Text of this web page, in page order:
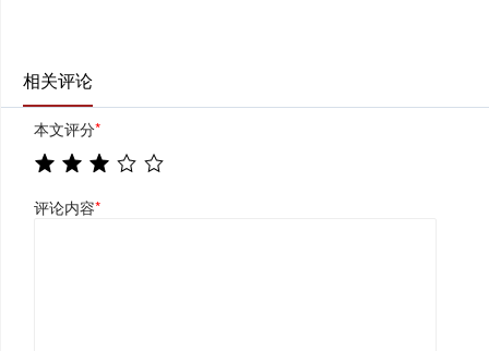
相关评论
本文评分*
评论内容*